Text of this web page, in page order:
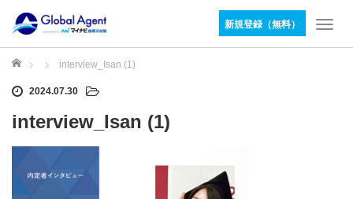
新規登録（無料）
T
ホーム interview_Isan (1)
2024.07.30
interview_Isan (1)